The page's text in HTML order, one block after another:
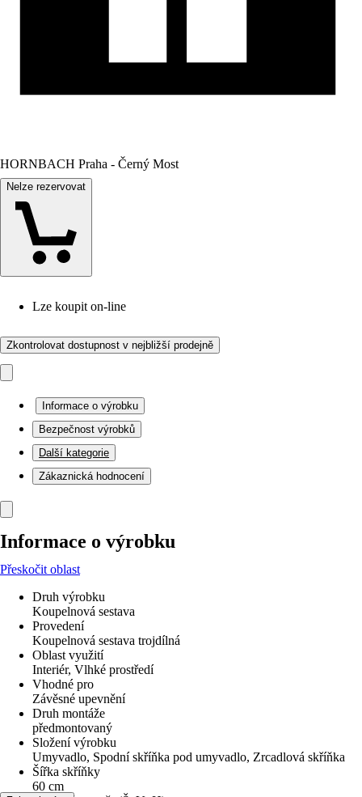
HORNBACH Praha - Černý Most
Nelze rezervovat
Lze koupit on-line
Zkontrolovat dostupnost v nejbližší prodejně
Informace o výrobku
Bezpečnost výrobků
Další kategorie
Zákaznická hodnocení
Informace o výrobku
Přeskočit oblast
Druh výrobku
Koupelnová sestava
Provedení
Koupelnová sestava trojdílná
Oblast využití
Interiér, Vlhké prostředí
Vhodné pro
Závěsné upevnění
Druh montáže
předmontovaný
Složení výrobku
Umyvadlo, Spodní skříňka pod umyvadlo, Zrcadlová skříňka
Šířka skříňky
60 cm